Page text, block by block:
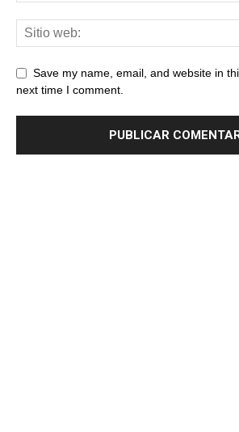
Save my name, email, and website in
next time I comment.